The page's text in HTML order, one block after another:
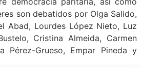
son debatidos por Olga Salido,
Abad, Lourdes López Nieto, Luz
Cristina Almeida, Carmen
Pérez-Grueso, Empar Pineda y